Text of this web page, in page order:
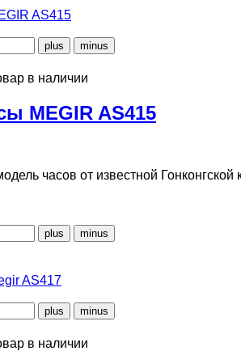
в наличии
MEGIR AS415
часов от известной
в наличии